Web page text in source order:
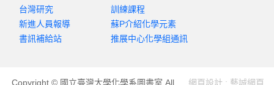
台灣研究
新進人員報導
書訊補給站
訓練課程
蘇P介紹化學元素
推展中心化學組通訊
Copyright © 國立臺灣大學化學系圖書室 All 網頁設計 : 藝誠網頁